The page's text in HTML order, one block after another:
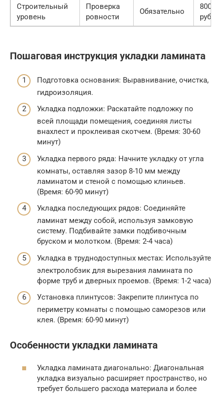
Строительный
уровень
Проверка
ровности
Обязательно
800
руб.
Пошаговая инструкция укладки ламината
Подготовка основания: Выравнивание, очистка,
гидроизоляция.
Укладка подложки: Раскатайте подложку по
всей площади помещения, соединяя листы
внахлест и проклеивая скотчем. (Время: 30-60
минут)
Укладка первого ряда: Начните укладку от угла
комнаты, оставляя зазор 8-10 мм между
ламинатом и стеной с помощью клиньев.
(Время: 60-90 минут)
Укладка последующих рядов: Соединяйте
ламинат между собой, используя замковую
систему. Подбивайте замки подбивочным
бруском и молотком. (Время: 2-4 часа)
Укладка в труднодоступных местах: Используйте
электролобзик для вырезания ламината по
форме труб и дверных проемов. (Время: 1-2 часа)
Установка плинтусов: Закрепите плинтуса по
периметру комнаты с помощью саморезов или
клея. (Время: 60-90 минут)
Особенности укладки ламината
Укладка ламината диагонально: Диагональная
укладка визуально расширяет пространство, но
требует большего расхода материала и более